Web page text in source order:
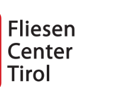
Kontakt
Kontakt